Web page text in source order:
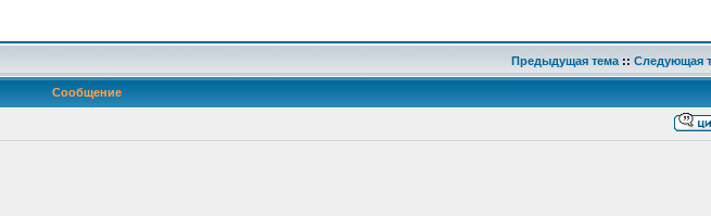
Предыдущая тема :: Следующая
Сообщение